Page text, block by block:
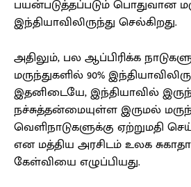
பயன்படுத்தப்படும் பொதுவான
இந்தியாவிலிருந்து செல்கிறது.
அதிலும், பல ஆப்பிரிக்க
மருந்துகளில் 90%
இதனிடையே, இந்தியாவில்
நச்சுத்தன்மையுள்ள இருமல்
வெளிநாடுகளுக்கு ஏற்றுமதி
என மத்திய அரசிடம் உலக
கேள்வியை எழுப்பியது.